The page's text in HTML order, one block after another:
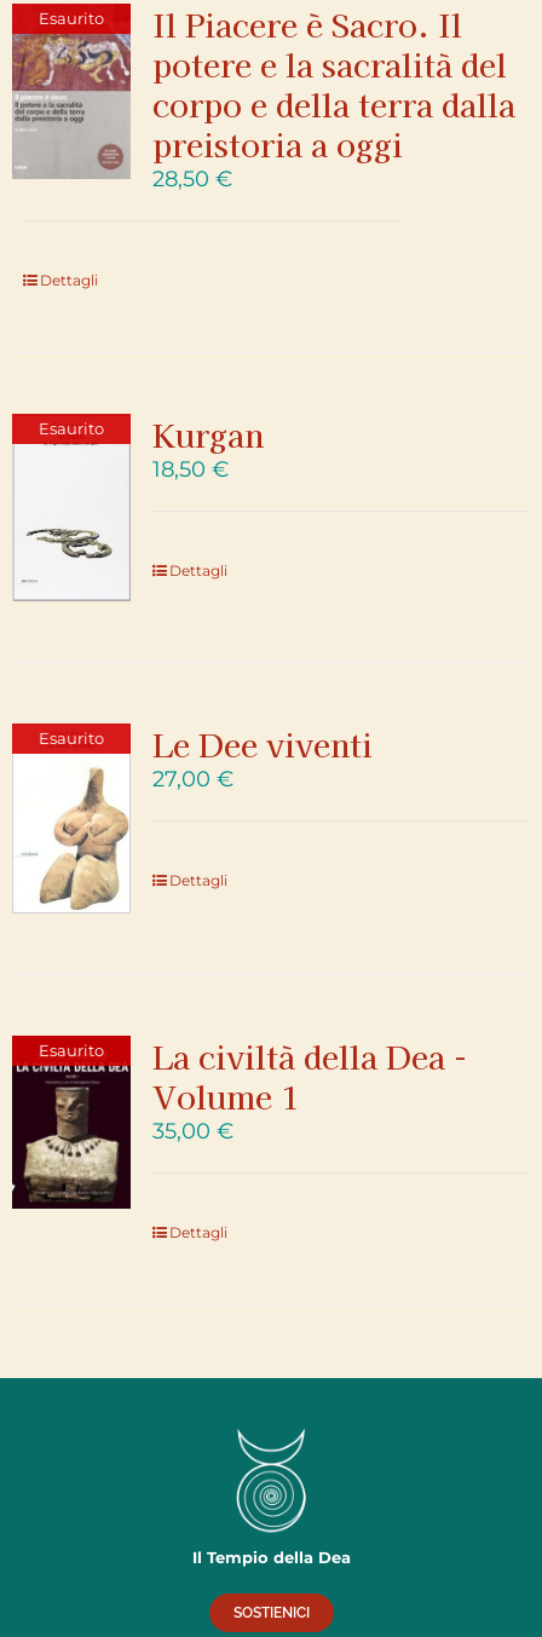
Esaurito
Il Piacere è Sacro. Il
potere e la sacralità del
corpo e della terra dalla
preistoria a oggi
28,50 €
Dettagli
Esaurito Kurgan
18,50 €
Dettagli
Esaurito Le Dee viventi
27,00 €
Dettagli
Esaurito
La civiltà della Dea -
Volume 1
35,00 €
Dettagli
Il Tempio della Dea
SOSTIENICI